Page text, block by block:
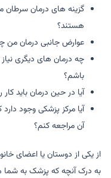
گزینه های درمان
هستند؟
عوارض جانبی درمان
چه درمان های دیگری
باشم؟
آیا در حین درمان باید
آیا مرکز پزشکی وجود
آن مراجعه کنم؟
از یکی از دوستان یا اعضای
به درک آنچه که پزشک به شما